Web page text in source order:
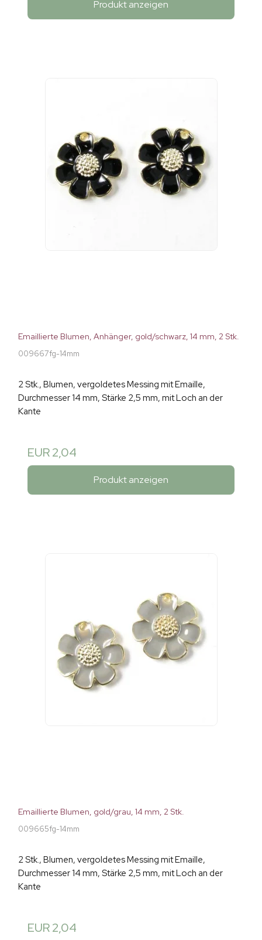
Produkt anzeigen
Emaillierte Blumen, Anhänger, gold/schwarz, 14 mm, 2 Stk.
009667fg-14mm
2 Stk., Blumen, vergoldetes Messing mit Emaille,
Durchmesser 14 mm, Stärke 2,5 mm, mit Loch an der
Kante
EUR 2,04
Produkt anzeigen
Emaillierte Blumen, gold/grau, 14 mm, 2 Stk.
009665fg-14mm
2 Stk., Blumen, vergoldetes Messing mit Emaille,
Durchmesser 14 mm, Stärke 2,5 mm, mit Loch an der
Kante
EUR 2,04